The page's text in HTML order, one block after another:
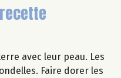
recette
avec leur peau. Les
Faire dorer les